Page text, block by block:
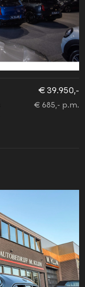
€ 39.950,-
€ 685,- p.m.